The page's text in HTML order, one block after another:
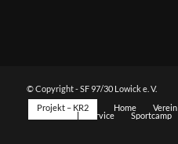
© Copyright - SF 97/30 Lowick e. V.
Projekt – KR2
Home Verein
Sportarten Service Sportcamp